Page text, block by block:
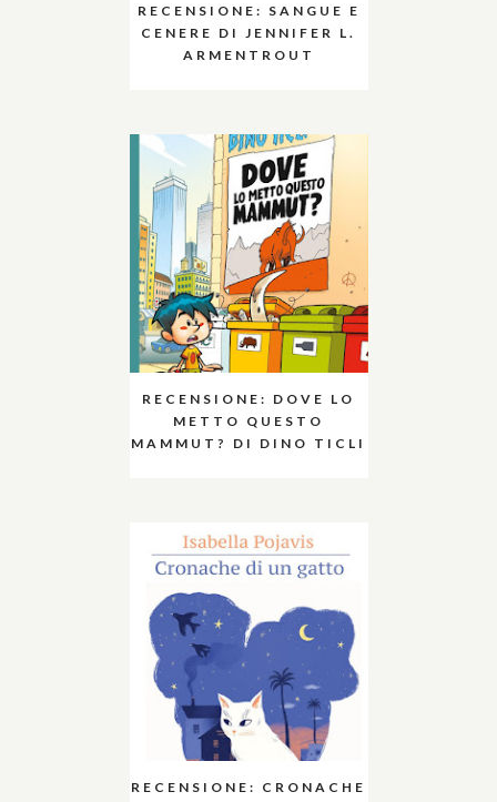
RECENSIONE: SANGUE E
CENERE DI JENNIFER L.
ARMENTROUT
RECENSIONE: DOVE LO
METTO QUESTO
MAMMUT? DI DINO TICLI
RECENSIONE: CRONACHE